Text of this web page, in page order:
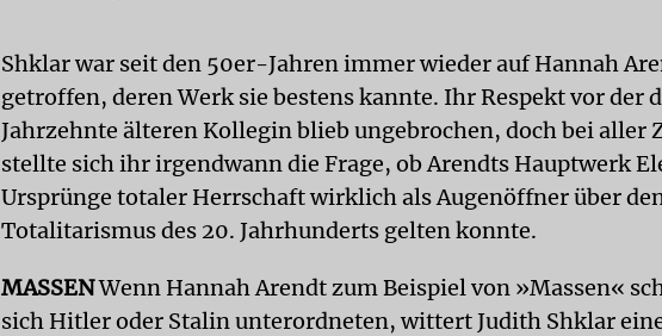
Shklar war seit den 50er-Jahren immer wieder auf Hannah
getroffen, deren Werk sie bestens kannte. Ihr Respekt vor der
Jahrzehnte älteren Kollegin blieb ungebrochen, doch bei aller
stellte sich ihr irgendwann die Frage, ob Arendts Hauptwerk
Ursprünge totaler Herrschaft wirklich als Augenöffner über
Totalitarismus des 20. Jahrhunderts gelten konnte.
MASSENWenn Hannah Arendt zum Beispiel von »Massen«
sich Hitler oder Stalin unterordneten, wittert Judith Shklar